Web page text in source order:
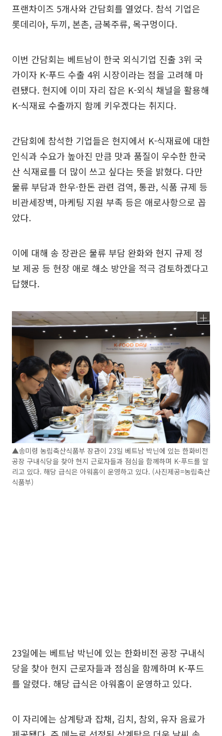
프랜차이즈 5개사와 간담회를 열었다. 참석 기업은
롯데리아, 두끼, 본촌, 금복주류, 목구멍이다.
이번 간담회는 베트남이 한국 외식기업 진출 3위 국
가이자 K-푸드 수출 4위 시장이라는 점을 고려해 마
련됐다. 현지에 이미 자리 잡은 K-외식 채널을 활용해
K-식재료 수출까지 함께 키우겠다는 취지다.
간담회에 참석한 기업들은 현지에서 K-식재료에 대한
인식과 수요가 높아진 만큼 맛과 품질이 우수한 한국
산 식재료를 더 많이 쓰고 싶다는 뜻을 밝혔다. 다만
물류 부담과 한우·한돈 관련 검역, 통관, 식품 규제 등
비관세장벽, 마케팅 지원 부족 등은 애로사항으로 꼽
았다.
이에 대해 송 장관은 물류 부담 완화와 현지 규제 정
보 제공 등 현장 애로 해소 방안을 적극 검토하겠다고
답했다.
▲송미령 농림축산식품부 장관이 23일 베트남 박닌에 있는 한화비전
공장 구내식당을 찾아 현지 근로자들과 점심을 함께하며 K-푸드를 알
리고 있다. 해당 급식은 아워홈이 운영하고 있다. (사진제공=농림축산
식품부)
23일에는 베트남 박닌에 있는 한화비전 공장 구내식
당을 찾아 현지 근로자들과 점심을 함께하며 K-푸드
를 알렸다. 해당 급식은 아워홈이 운영하고 있다.
이 자리에는 삼계탕과 잡채, 김치, 참외, 유자 음료가